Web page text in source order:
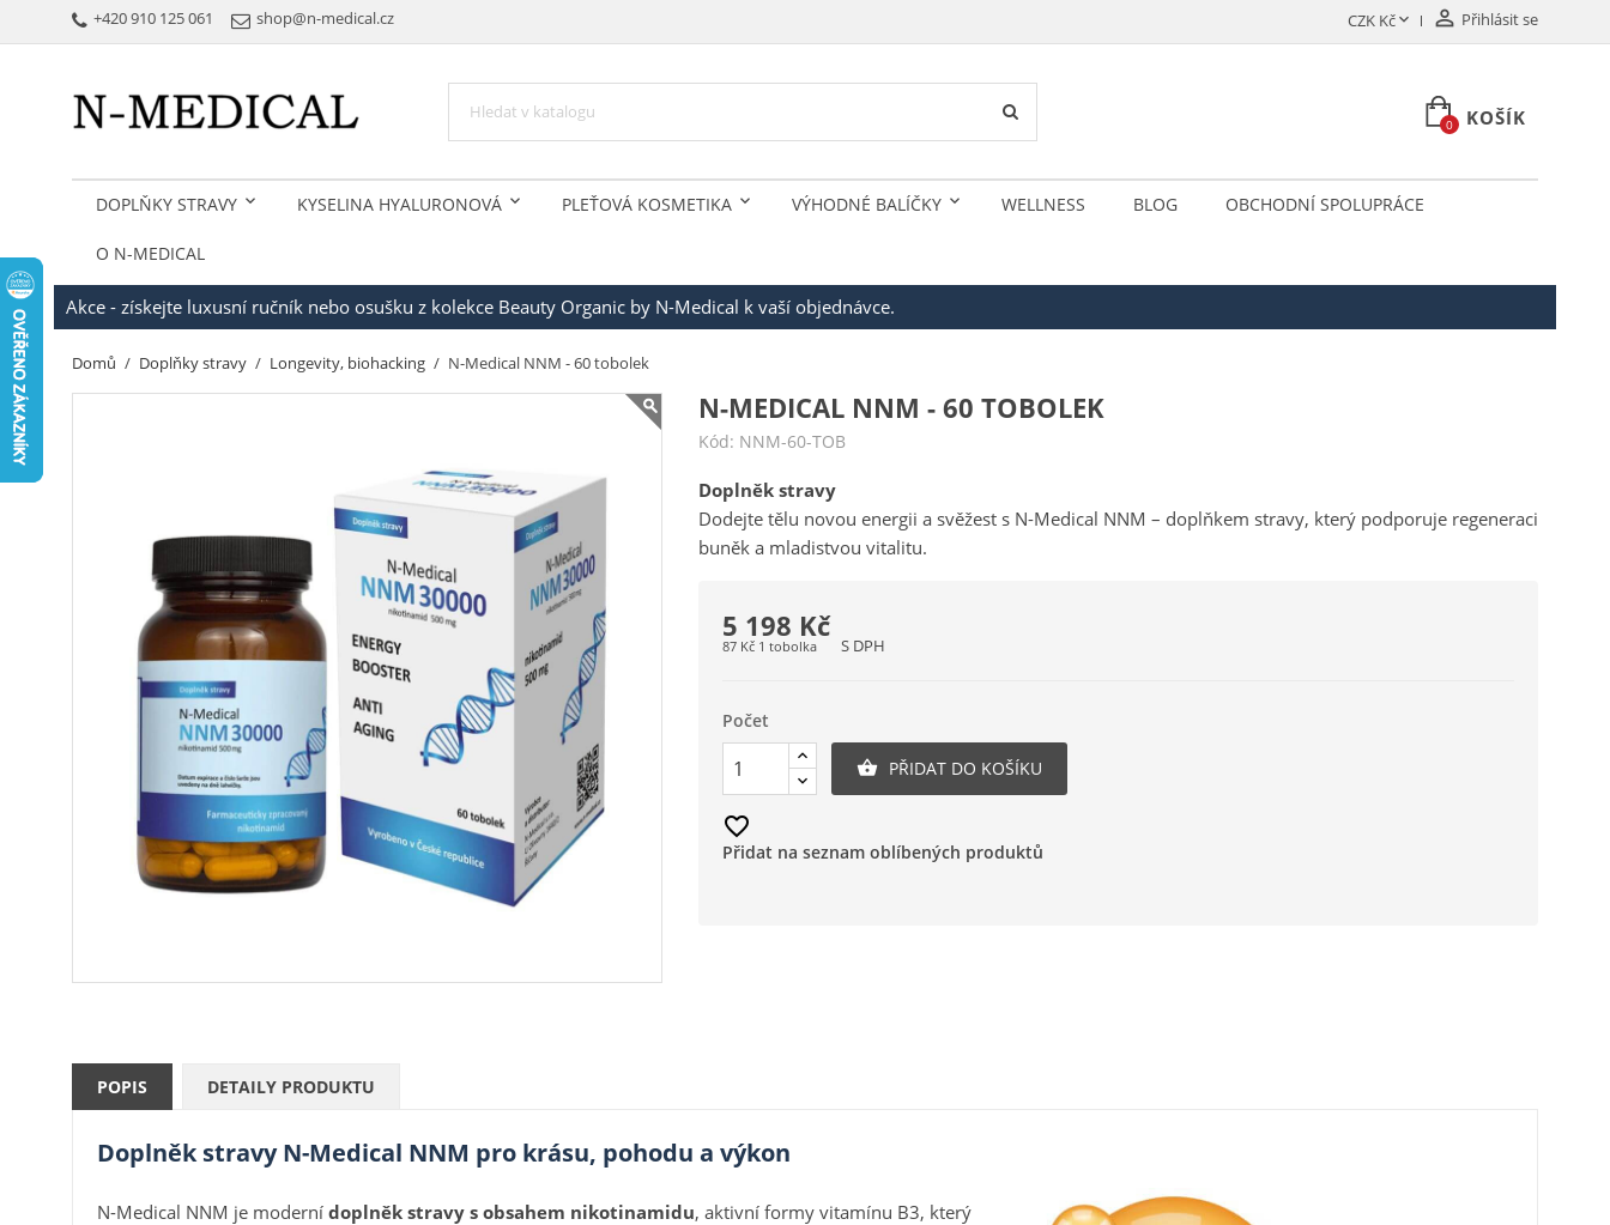
+420 910 125 061 shop@n-medical.cz CZK Kč  Přihlásit se
KOŠÍK
0
DOPLŇKY STRAVY KYSELINA HYALURONOVÁ PLEŤOVÁ KOSMETIKA VÝHODNÉ BALÍČKY WELLNESS BLOG OBCHODNÍ SPOLUPRÁCE
O N-MEDICAL
Akce - získejte luxusní ručník nebo osušku z kolekce Beauty Organic by N-Medical k vaší objednávce.
Domů Doplňky stravy Longevity, biohacking N-Medical NNM - 60 tobolek
N-MEDICAL NNM - 60 TOBOLEK
Kód: NNM-60-TOB
Doplněk stravy
Dodejte tělu novou energii a svěžest s N-Medical NNM – doplňkem stravy, který podporuje regeneraci
buněk a mladistvou vitalitu.
5 198 Kč
87 Kč 1 tobolka S DPH
Počet
 PŘIDAT DO KOŠÍKU
favorite_border
Přidat na seznam oblíbených produktů
POPIS DETAILY PRODUKTU
Doplněk stravy N-Medical NNM pro krásu, pohodu a výkon
N-Medical NNM je moderní doplněk stravy s obsahem nikotinamidu, aktivní formy vitamínu B3, který